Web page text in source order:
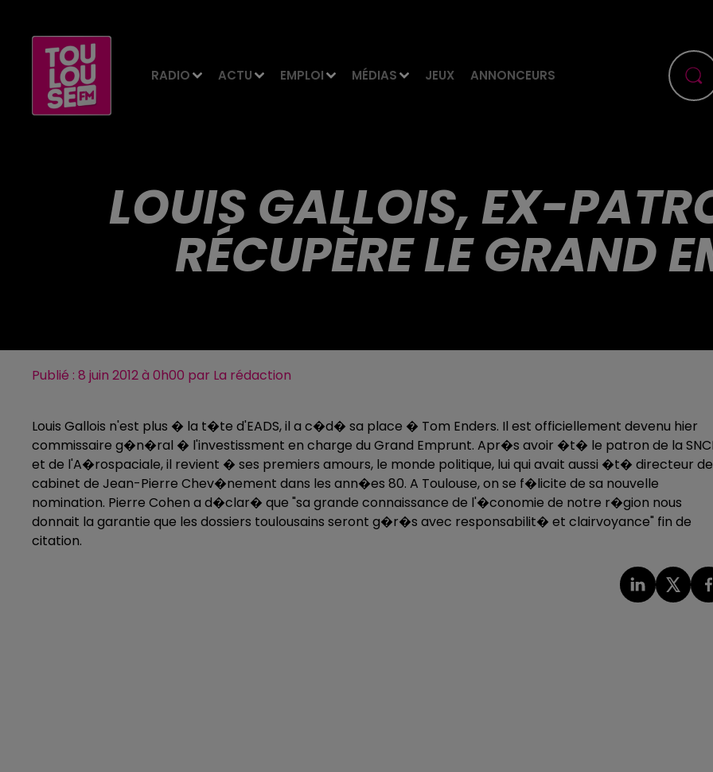
RADIO ACTU EMPLOI MÉDIAS JEUX ANNONCEURS
LOUIS GALLOIS, EX-
RÉCUPÈRE LE GRAND
Publié : 8 juin 2012 à 0h00 par La rédaction
Louis Gallois n'est plus � la t�te d'EADS, il a c�d� sa place � Tom Enders. Il est officiellement devenu hier
commissaire g�n�ral � l'investissment en charge du Grand Emprunt. Apr�s avoir �t� le patron de la
et de l'A�rospaciale, il revient � ses premiers amours, le monde politique, lui qui avait aussi �t� directeur de
cabinet de Jean-Pierre Chev�nement dans les ann�es 80. A Toulouse, on se f�licite de sa nouvelle
nomination. Pierre Cohen a d�clar� que "sa grande connaissance de l'�conomie de notre r�gion nous
donnait la garantie que les dossiers toulousains seront g�r�s avec responsabilit� et clairvoyance" fin de
citation.